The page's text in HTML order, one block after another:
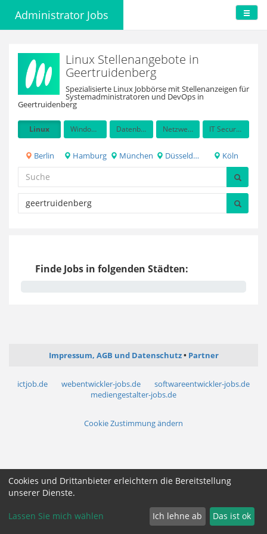
Administrator Jobs
Linux Stellenangebote in
Geertruidenberg
Spezialisierte Linux Jobbörse mit Stellenanzeigen für
Systemadministratoren und DevOps in
Geertruidenberg
Linux Windows Server Datenbanken Netzwerkadministration IT Security / Auditing
Berlin Hamburg München Düsseldorf Köln
Finde Jobs in folgenden Städten:
Impressum, AGB und Datenschutz Partner
ictjob.de webentwickler-jobs.de
softwareentwickler-jobs.de
mediengestalter-jobs.de
Cookie Zustimmung ändern
Cookies und Drittanbieter erleichtern die Bereitstellung
unserer Dienste.
Lassen Sie mich wählen Ich lehne ab Das ist ok